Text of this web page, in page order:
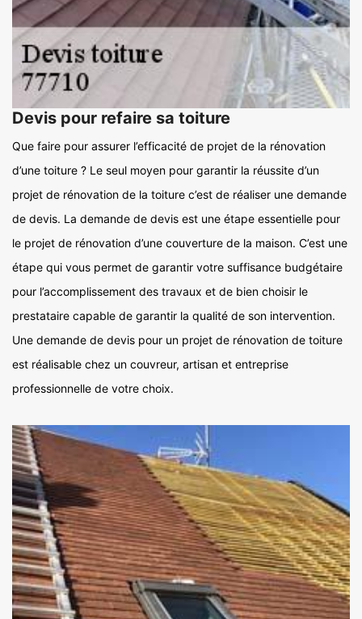
Devis pour refaire sa toiture
Que faire pour assurer l’efficacité de projet de la rénovation
d’une toiture ? Le seul moyen pour garantir la réussite d’un
projet de rénovation de la toiture c’est de réaliser une demande
de devis. La demande de devis est une étape essentielle pour
le projet de rénovation d’une couverture de la maison. C’est une
étape qui vous permet de garantir votre suffisance budgétaire
pour l’accomplissement des travaux et de bien choisir le
prestataire capable de garantir la qualité de son intervention.
Une demande de devis pour un projet de rénovation de toiture
est réalisable chez un couvreur, artisan et entreprise
professionnelle de votre choix.